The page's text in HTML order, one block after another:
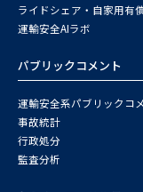
ライドシェア・自家用有
運輸安全AIラボ
パブリックコメント
運輸安全系パブリックコ
事故統計
行政処分
監査分析